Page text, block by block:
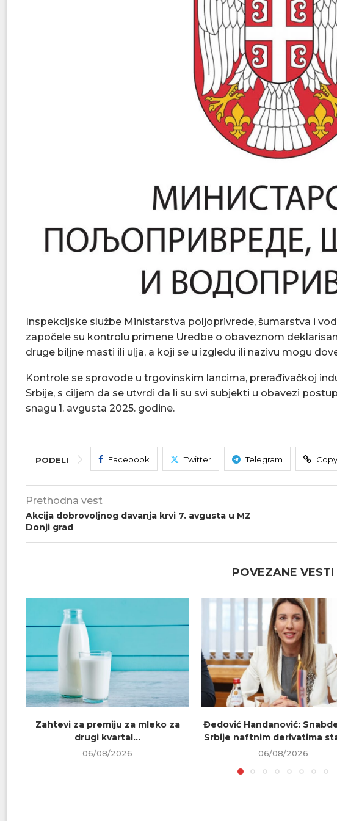
Inspekcijske službe Ministarstva poljoprivrede, šumarstva i
započele su kontrolu primene Uredbe o obaveznom
druge biljne masti ili ulja, a koji se u izgledu ili nazivu mogu
Kontrole se sprovode u trgovinskim lancima, prerađivačkoj
Srbije, s ciljem da se utvrdi da li su svi subjekti u obavezi
snagu 1. avgusta 2025. godine.
PODELI Facebook Twitter Telegram
Prethodna vest
Akcija dobrovoljnog davanja krvi 7. avgusta u MZ
Donji grad
POVEZANE VESTI
Zahtevi za premiju za mleko za
drugi kvartal...
06/08/2026
Đedović Handanović:
Srbije naftnim derivatima
06/08/2026